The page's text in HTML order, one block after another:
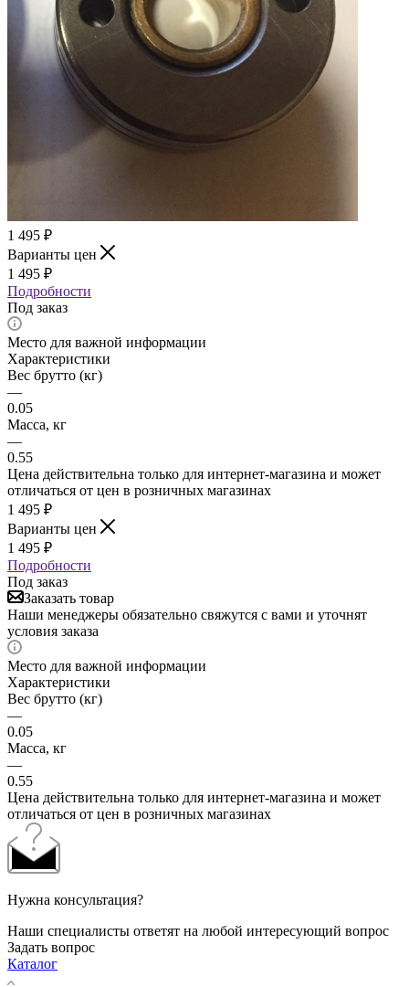
1 495 ₽
Варианты цен
1 495 ₽
Подробности
Под заказ
Место для важной информации
Характеристики
Вес брутто (кг)
—
0.05
Масса, кг
—
0.55
Цена действительна только для интернет-магазина и может
отличаться от цен в розничных магазинах
1 495 ₽
Варианты цен
1 495 ₽
Подробности
Под заказ
Заказать товар
Наши менеджеры обязательно свяжутся с вами и уточнят
условия заказа
Место для важной информации
Характеристики
Вес брутто (кг)
—
0.05
Масса, кг
—
0.55
Цена действительна только для интернет-магазина и может
отличаться от цен в розничных магазинах
Нужна консультация?
Наши специалисты ответят на любой интересующий вопрос
Задать вопрос
Каталог